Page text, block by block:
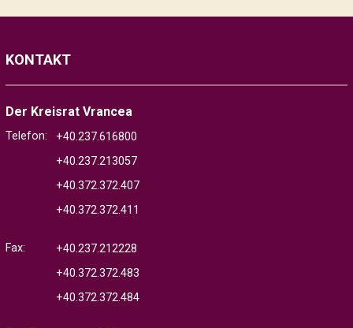
KONTAKT
Der Kreisrat Vrancea
Telefon:
+40.237.616800
+40.237.213057
+40.372.372.407
+40.372.372.411
Fax:
+40.237.212228
+40.372.372.483
+40.372.372.484